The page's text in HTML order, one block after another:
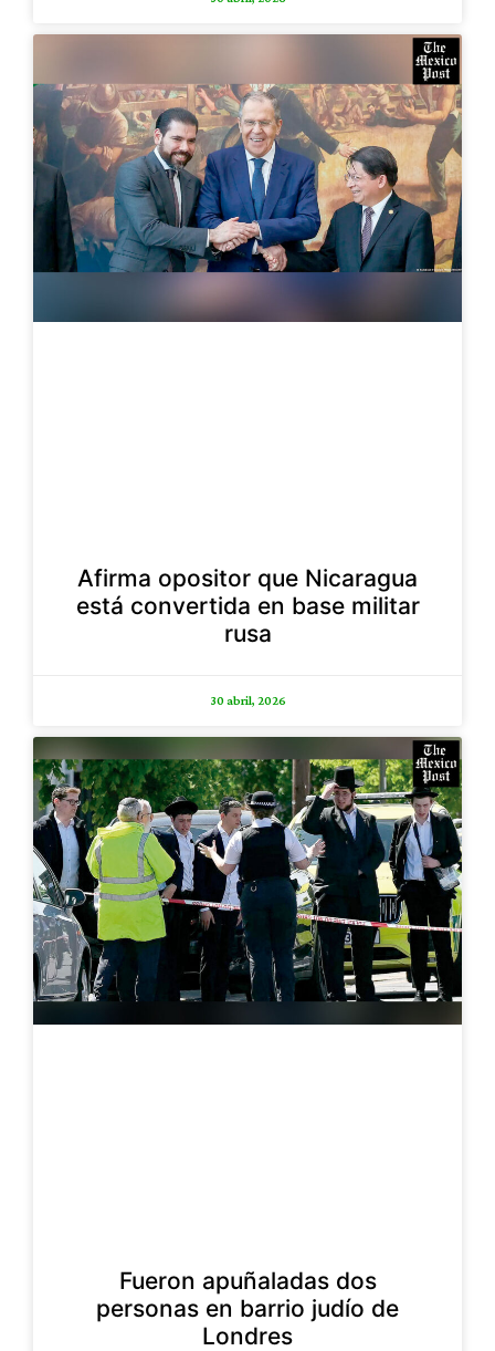
Afirma opositor que Nicaragua
está convertida en base militar
rusa
30 abril, 2026
Fueron apuñaladas dos
personas en barrio judío de
Londres